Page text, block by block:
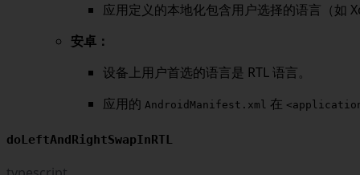
应用定义的本地化包含用户选择的语言（如
安卓：
设备上用户首选的语言是 RTL 语言。
应用的 AndroidManifest.xml 在
doLeftAndRightSwapInRTL